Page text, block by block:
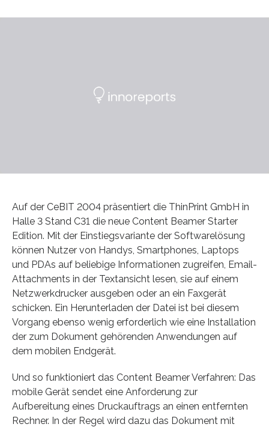
Auf der CeBIT 2004 präsentiert die ThinPrint GmbH in
Halle 3 Stand C31 die neue Content Beamer Starter
Edition. Mit der Einstiegsvariante der Softwarelösung
können Nutzer von Handys, Smartphones, Laptops
und PDAs auf beliebige Informationen zugreifen, Email-
Attachments in der Textansicht lesen, sie auf einem
Netzwerkdrucker ausgeben oder an ein Faxgerät
schicken. Ein Herunterladen der Datei ist bei diesem
Vorgang ebenso wenig erforderlich wie eine Installation
der zum Dokument gehörenden Anwendungen auf
dem mobilen Endgerät.
Und so funktioniert das Content Beamer Verfahren: Das
mobile Gerät sendet eine Anforderung zur
Aufbereitung eines Druckauftrags an einen entfernten
Rechner. In der Regel wird dazu das Dokument mit